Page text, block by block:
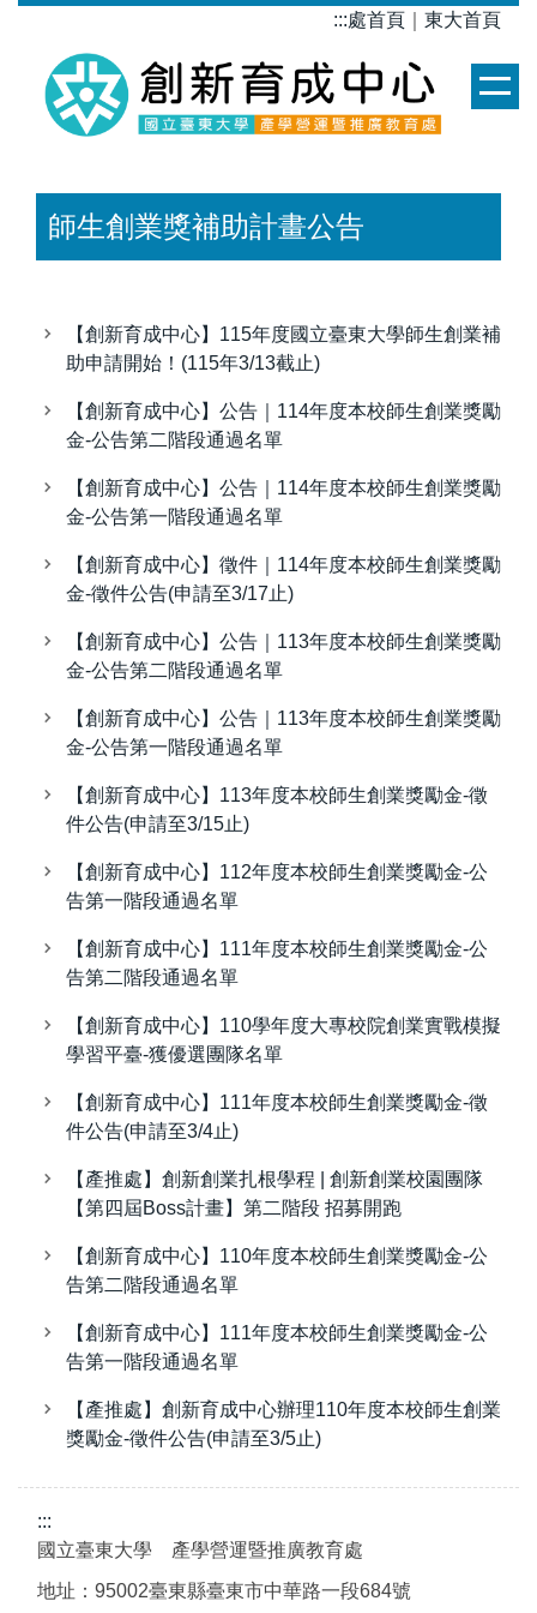
:::處首頁 東大首頁
師生創業獎補助計畫公告
【創新育成中心】115年度國立臺東大學師生創業補
助申請開始！(115年3/13截止)
【創新育成中心】公告｜114年度本校師生創業獎勵
金-公告第二階段通過名單
【創新育成中心】公告｜114年度本校師生創業獎勵
金-公告第一階段通過名單
【創新育成中心】徵件｜114年度本校師生創業獎勵
金-徵件公告(申請至3/17止)
【創新育成中心】公告｜113年度本校師生創業獎勵
金-公告第二階段通過名單
【創新育成中心】公告｜113年度本校師生創業獎勵
金-公告第一階段通過名單
【創新育成中心】113年度本校師生創業獎勵金-徵
件公告(申請至3/15止)
【創新育成中心】112年度本校師生創業獎勵金-公
告第一階段通過名單
【創新育成中心】111年度本校師生創業獎勵金-公
告第二階段通過名單
【創新育成中心】110學年度大專校院創業實戰模擬
學習平臺-獲優選團隊名單
【創新育成中心】111年度本校師生創業獎勵金-徵
件公告(申請至3/4止)
【產推處】創新創業扎根學程 | 創新創業校園團隊
【第四屆Boss計畫】第二階段 招募開跑
【創新育成中心】110年度本校師生創業獎勵金-公
告第二階段通過名單
【創新育成中心】111年度本校師生創業獎勵金-公
告第一階段通過名單
【產推處】創新育成中心辦理110年度本校師生創業
獎勵金-徵件公告(申請至3/5止)
:::
國立臺東大學 產學營運暨推廣教育處
地址：95002臺東縣臺東市中華路一段684號